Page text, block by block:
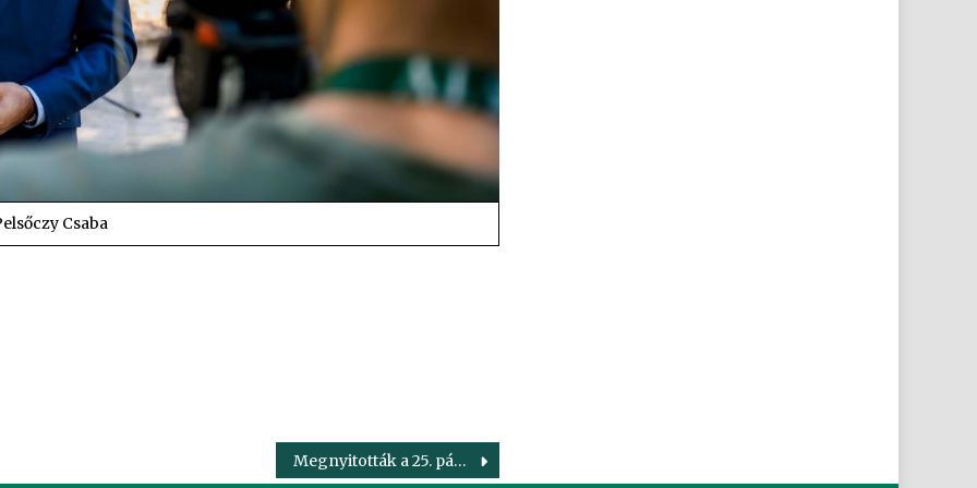
Csaba
Megnyitották a 25. pápai Expo és Agrárpikniket